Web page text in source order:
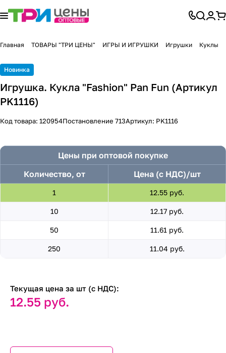
Главная ТОВАРЫ "ТРИ ЦЕНЫ" ИГРЫ И ИГРУШКИ Игрушки Куклы
Новинка
Игрушка. Кукла "Fashion" Pan Fun (Артикул
PK1116)
Код товара: 120954Постановление 713Артикул: PK1116
Цены при оптовой покупке
Количество, от
Цена (с НДС)/шт
1 12.55 руб.
10 12.17 руб.
50 11.61 руб.
250 11.04 руб.
Текущая цена за шт (с НДС):
12.55 руб.